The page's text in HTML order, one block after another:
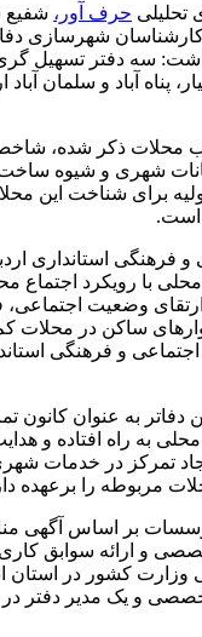
تحلیلی حرف آور، شفیع
شهرسازی
داشت: سه دفتر تسهیل
پناه آباد و سلمان آباد
محلات ذکر شده،
شهری و شیوه
اولیه برای شناخت این
است.
فرهنگی استانداری
با رویکرد اجتماع
وضعیت اجتماعی،
ساکن در محلات
اجتماعی و فرهنگی
دفاتر به عنوان کانون
به راه افتاده و
ایجاد تمرکز در خدمات
مربوطه را برعهده
بر اساس آگهی
و ارائه سوابق
وزارت کشور در استان
تخصصی و یک مدیر